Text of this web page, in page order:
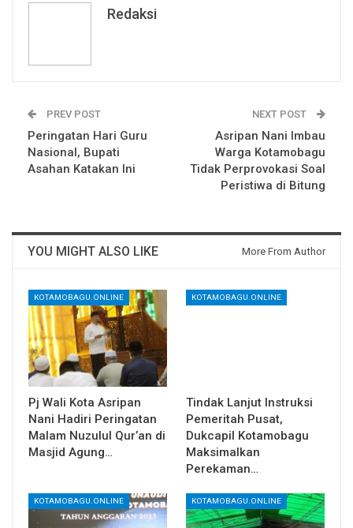
Redaksi
PREV POST
Peringatan Hari Guru
Nasional, Bupati
Asahan Katakan Ini
NEXT POST
Asripan Nani Imbau
Warga Kotamobagu
Tidak Perprovokasi Soal
Peristiwa di Bitung
YOU MIGHT ALSO LIKE More From Author
KOTAMOBAGU.ONLINE
Pj Wali Kota Asripan
Nani Hadiri Peringatan
Malam Nuzulul Qur’an di
Masjid Agung…
KOTAMOBAGU.ONLINE
Tindak Lanjut Instruksi
Pemeritah Pusat,
Dukcapil Kotamobagu
Maksimalkan
Perekaman…
KOTAMOBAGU.ONLINE KOTAMOBAGU.ONLINE